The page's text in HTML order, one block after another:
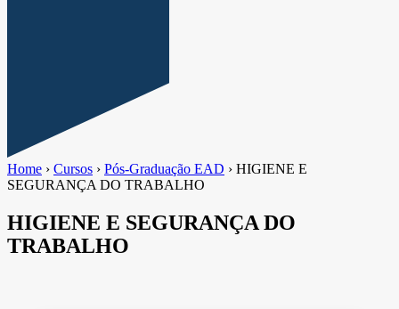
Home › Cursos › Pós-Graduação EAD › HIGIENE E
SEGURANÇA DO TRABALHO
HIGIENE E SEGURANÇA DO
TRABALHO